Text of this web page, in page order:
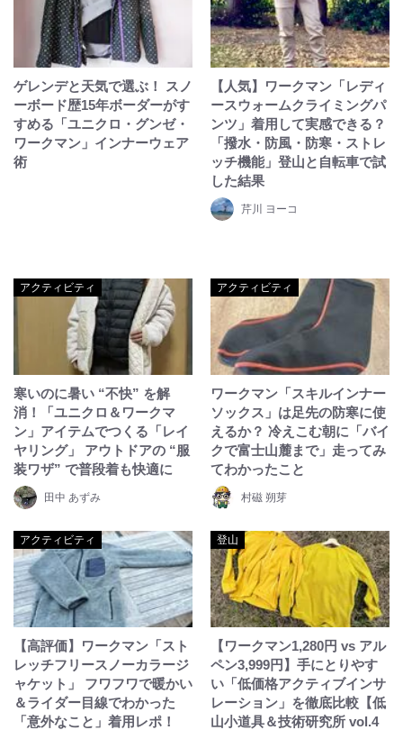
ゲレンデと天気で選ぶ！ スノ
ーボード歴15年ボーダーがす
すめる「ユニクロ・グンゼ・
ワークマン」インナーウェア
術
【人気】ワークマン「レディ
ースウォームクライミングパ
ンツ」着用して実感できる？
「撥水・防風・防寒・ストレ
ッチ機能」登山と自転車で試
した結果
芹川 ヨーコ
アクティビティ
寒いのに暑い “不快” を解
消！「ユニクロ＆ワークマ
ン」アイテムでつくる「レイ
ヤリング」 アウトドアの “服
装ワザ” で普段着も快適に
田中 あずみ
アクティビティ
ワークマン「スキルインナー
ソックス」は足先の防寒に使
えるか？ 冷えこむ朝に「バイ
クで富士山麓まで」走ってみ
てわかったこと
村磁 朔芽
アクティビティ
【高評価】ワークマン「スト
レッチフリースノーカラージ
ャケット」 フワフワで暖かい
＆ライダー目線でわかった
「意外なこと」着用レポ！
登山
【ワークマン1,280円 vs アル
ペン3,999円】手にとりやす
い「低価格アクティブインサ
レーション」を徹底比較【低
山小道具＆技術研究所 vol.4